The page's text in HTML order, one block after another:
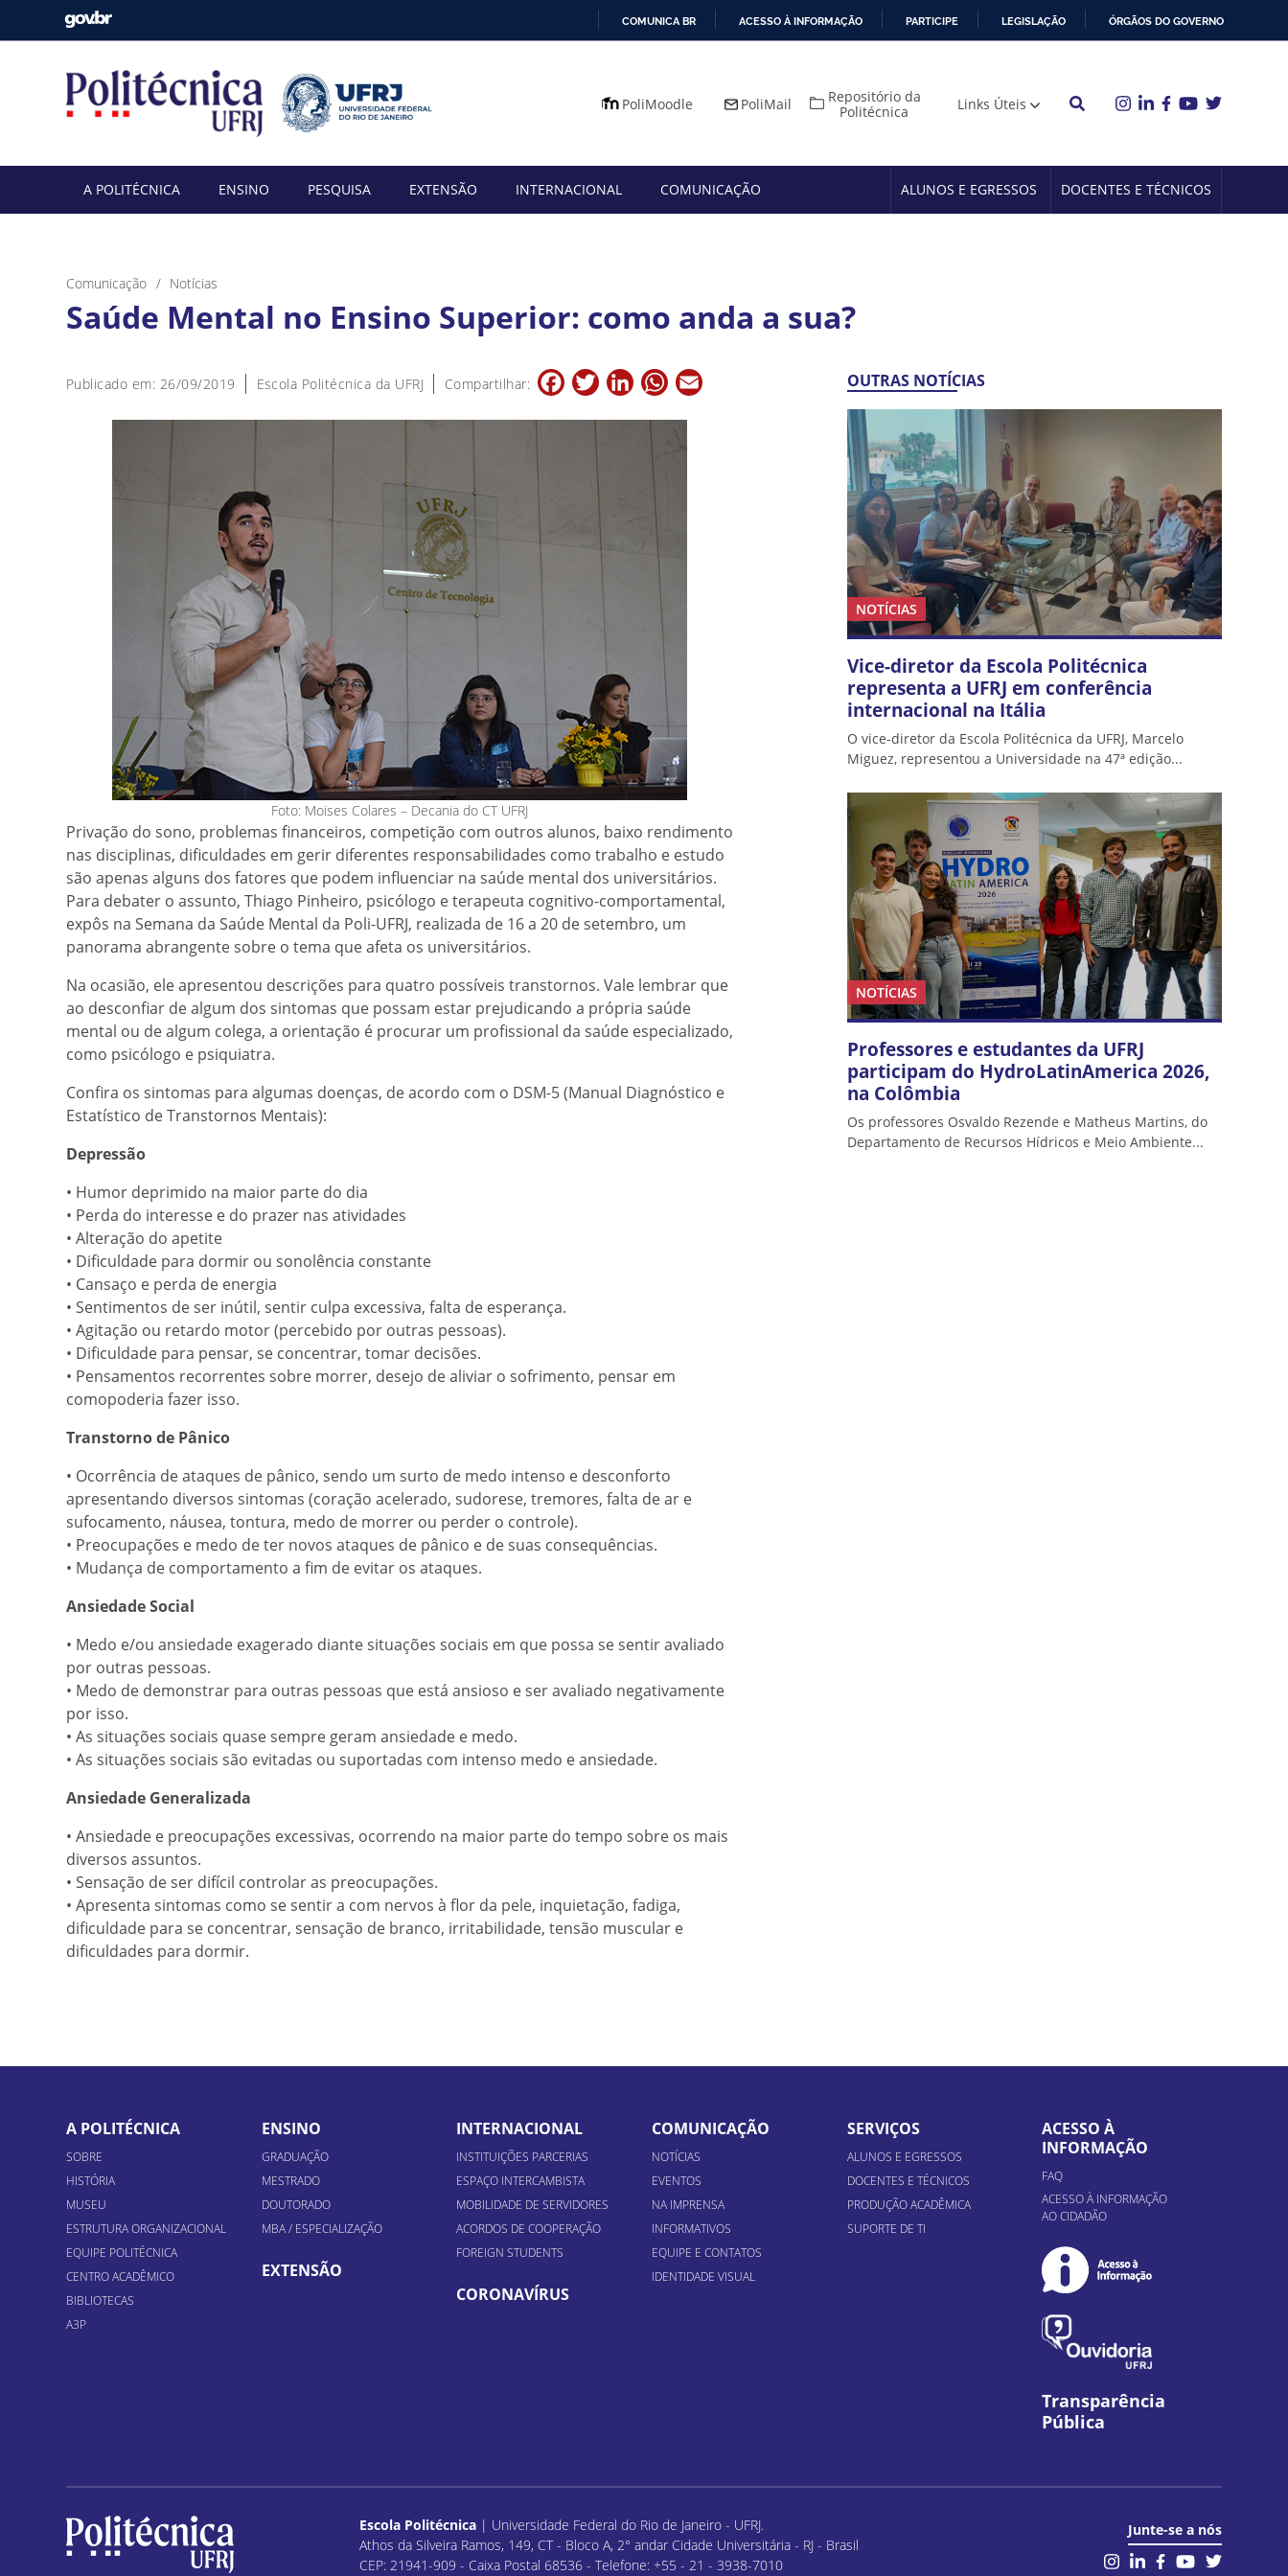
O
COMUNICA BR ACESSO À INFORMAÇÃO PARTICIPE LEGISLAÇÃO ÓRGÃOS DO GOVERNO
PoliMoodle PoliMail
Repositório da
Politécnica
Links Úteis
A POLITÉCNICA ENSINO PESQUISA EXTENSÃO INTERNACIONAL COMUNICAÇÃO ALUNOS E EGRESSOS DOCENTES E TÉCNICOS
Comunicação Notícias
Saúde Mental no Ensino Superior: como anda a sua?
Publicado em: 26/09/2019 Escola Politécnica da UFRJ Compartilhar: FacebookTwitterLinkedInWhatsApp
Foto: Moises Colares – Decania do CT UFRJ
Privação do sono, problemas financeiros, competição com outros alunos, baixo rendimento
nas disciplinas, dificuldades em gerir diferentes responsabilidades como trabalho e estudo
são apenas alguns dos fatores que podem influenciar na saúde mental dos universitários.
Para debater o assunto, Thiago Pinheiro, psicólogo e terapeuta cognitivo-comportamental,
expôs na Semana da Saúde Mental da Poli-UFRJ, realizada de 16 a 20 de setembro, um
panorama abrangente sobre o tema que afeta os universitários.
Na ocasião, ele apresentou descrições para quatro possíveis transtornos. Vale lembrar que
ao desconfiar de algum dos sintomas que possam estar prejudicando a própria saúde
mental ou de algum colega, a orientação é procurar um profissional da saúde especializado,
como psicólogo e psiquiatra.
Confira os sintomas para algumas doenças, de acordo com o DSM-5 (Manual Diagnóstico e
Estatístico de Transtornos Mentais):
Depressão
• Humor deprimido na maior parte do dia
• Perda do interesse e do prazer nas atividades
• Alteração do apetite
• Dificuldade para dormir ou sonolência constante
• Cansaço e perda de energia
• Sentimentos de ser inútil, sentir culpa excessiva, falta de esperança.
• Agitação ou retardo motor (percebido por outras pessoas).
• Dificuldade para pensar, se concentrar, tomar decisões.
• Pensamentos recorrentes sobre morrer, desejo de aliviar o sofrimento, pensar em
comopoderia fazer isso.
Transtorno de Pânico
• Ocorrência de ataques de pânico, sendo um surto de medo intenso e desconforto
apresentando diversos sintomas (coração acelerado, sudorese, tremores, falta de ar e
sufocamento, náusea, tontura, medo de morrer ou perder o controle).
• Preocupações e medo de ter novos ataques de pânico e de suas consequências.
• Mudança de comportamento a fim de evitar os ataques.
Ansiedade Social
• Medo e/ou ansiedade exagerado diante situações sociais em que possa se sentir avaliado
por outras pessoas.
• Medo de demonstrar para outras pessoas que está ansioso e ser avaliado negativamente
por isso.
• As situações sociais quase sempre geram ansiedade e medo.
• As situações sociais são evitadas ou suportadas com intenso medo e ansiedade.
Ansiedade Generalizada
• Ansiedade e preocupações excessivas, ocorrendo na maior parte do tempo sobre os mais
diversos assuntos.
• Sensação de ser difícil controlar as preocupações.
• Apresenta sintomas como se sentir a com nervos à flor da pele, inquietação, fadiga,
dificuldade para se concentrar, sensação de branco, irritabilidade, tensão muscular e
dificuldades para dormir.
OUTRAS NOTÍCIAS
NOTÍCIAS
Vice-diretor da Escola Politécnica
representa a UFRJ em conferência
internacional na Itália
O vice-diretor da Escola Politécnica da UFRJ, Marcelo
Miguez, representou a Universidade na 47ª edição...
NOTÍCIAS
Professores e estudantes da UFRJ
participam do HydroLatinAmerica 2026,
na Colômbia
Os professores Osvaldo Rezende e Matheus Martins, do
Departamento de Recursos Hídricos e Meio Ambiente...
A POLITÉCNICA
SOBRE
HISTÓRIA
MUSEU
ESTRUTURA ORGANIZACIONAL
EQUIPE POLITÉCNICA
CENTRO ACADÊMICO
BIBLIOTECAS
A3P
ENSINO
GRADUAÇÃO
MESTRADO
DOUTORADO
MBA / ESPECIALIZAÇÃO
EXTENSÃO
INTERNACIONAL
INSTITUIÇÕES PARCERIAS
ESPAÇO INTERCAMBISTA
MOBILIDADE DE SERVIDORES
ACORDOS DE COOPERAÇÃO
FOREIGN STUDENTS
CORONAVÍRUS
COMUNICAÇÃO
NOTÍCIAS
EVENTOS
NA IMPRENSA
INFORMATIVOS
EQUIPE E CONTATOS
IDENTIDADE VISUAL
SERVIÇOS
ALUNOS E EGRESSOS
DOCENTES E TÉCNICOS
PRODUÇÃO ACADÊMICA
SUPORTE DE TI
ACESSO À
INFORMAÇÃO
FAQ
ACESSO À INFORMAÇÃO
AO CIDADÃO
Transparência
Pública
Escola Politécnica| Universidade Federal do Rio de Janeiro - UFRJ.
Athos da Silveira Ramos, 149, CT - Bloco A, 2° andar Cidade Universitária - RJ - Brasil
CEP: 21941-909 - Caixa Postal 68536 - Telefone: +55 - 21 - 3938-7010
Junte-se a nós